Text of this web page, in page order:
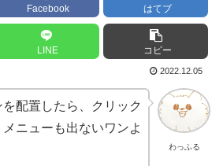
Facebook はてブ
LINE コピー
2022.12.05
わっふる
配置したら、クリック
ニューも出ないワンよ